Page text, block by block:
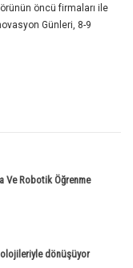
öncü firmaları ile
Günleri, 8-9
Ve Robotik Öğrenme
dönüşüyor